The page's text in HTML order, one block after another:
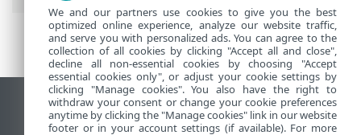
Zobraziť stránku ako na počítači
We and our partners use cookies to give you the best
optimized online experience, analyze our website traffic,
and serve you with personalized ads. You can agree to the
collection of all cookies by clicking "Accept all and close",
decline all non-essential cookies by choosing "Accept
essential cookies only", or adjust your cookie settings by
clicking "Manage cookies". You also have the right to
withdraw your consent or change your cookie preferences
anytime by clicking the "Manage cookies" link in our website
footer or in your account settings (if available). For more